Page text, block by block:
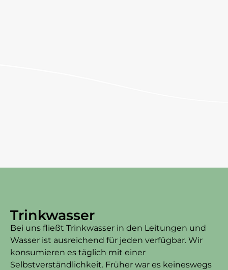
Trinkwasser
Bei uns fließt Trinkwasser in den Leitungen und
Wasser ist ausreichend für jeden verfügbar. Wir
konsumieren es täglich mit einer
Selbstverständlichkeit. Früher war es keineswegs